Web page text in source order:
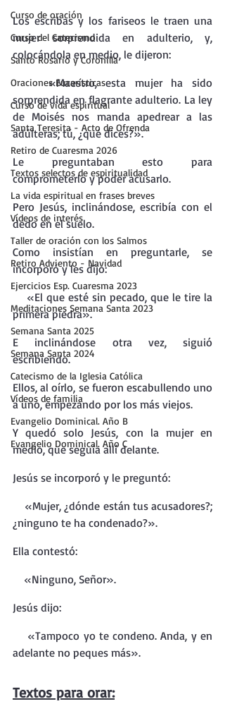
Curso de oración
Curso del Catecismo
Santo Rosario y Coronilla
Oraciones Eucarísticas
Curso de vida espiritual
Santa Teresita - Acto de Ofrenda
Retiro de Cuaresma 2026
Textos selectos de espiritualidad
La vida espiritual en frases breves
Vídeos de interés
Taller de oración con los Salmos
Retiro Adviento - Navidad
Ejercicios Esp. Cuaresma 2023
Meditaciones Semana Santa 2023
Semana Santa 2025
Semana Santa 2024
Catecismo de la Iglesia Católica
Vídeos de familia
Evangelio Dominical. Año B
Evangelio Dominical. Año C
Los escribas y los fariseos le traen una
mujer sorprendida en adulterio, y,
colocándola en medio, le dijeron:
    «Maestro, esta mujer ha sido
sorprendida en flagrante adulterio. La ley
de Moisés nos manda apedrear a las
adúlteras; tú, ¿qué dices?».
Le preguntaban esto para
comprometerlo y poder acusarlo.
Pero Jesús, inclinándose, escribía con el
dedo en el suelo.
Como insistían en preguntarle, se
incorporó y les dijo:
primera piedra».
E inclinándose otra vez, siguió
escribiendo.
Ellos, al oírlo, se fueron escabullendo uno
a uno, empezando por los más viejos.
Y quedó solo Jesús, con la mujer en
medio, que seguía allí delante.
Jesús se incorporó y le preguntó:
¿ninguno te ha condenado?».
Ella contestó:
    «Ninguno, Señor».
Jesús dijo:
adelante no peques más».
Textos para orar: